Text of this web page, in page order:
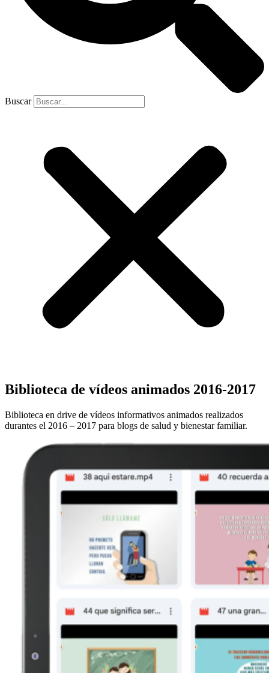
Buscar
Biblioteca de vídeos animados 2016-2017
Biblioteca en drive de vídeos informativos animados realizados
durantes el 2016 – 2017 para blogs de salud y bienestar familiar.